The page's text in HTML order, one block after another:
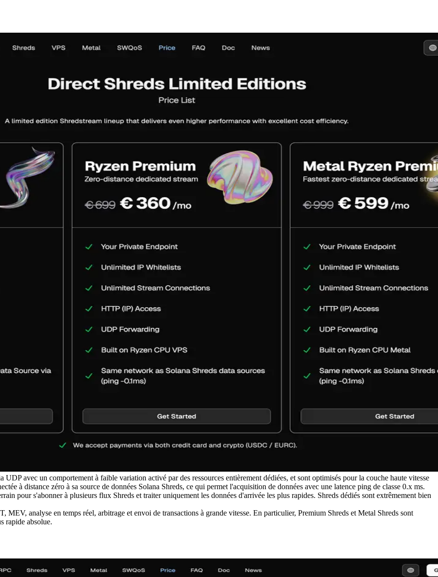
avec un comportement à faible variation activé par des ressources entièrement dédiées, et sont optimisés pour la couche haute vitesse
à distance zéro à sa source de données Solana Shreds, ce qui permet l'acquisition de données avec une latence ping de classe 0.x ms.
pour s'abonner à plusieurs flux Shreds et traiter uniquement les données d'arrivée les plus rapides. Shreds dédiés sont extrêmement bien
analyse en temps réel, arbitrage et envoi de transactions à grande vitesse. En particulier, Premium Shreds et Metal Shreds sont
rapide absolue.